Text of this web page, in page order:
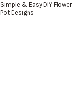
Simple & Easy DIY Flower
Pot Designs